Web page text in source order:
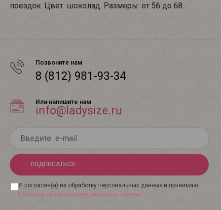
поездок. Цвет: шоколад. Размеры: от 56 до 68.
Позвоните нам
8 (812) 981-93-34
Или напишите нам
info@ladysize.ru
ПОДПИСАТЬСЯ
Я согласен(а) на обработку персональных данных и принимаю
Политику обработки персональных данных